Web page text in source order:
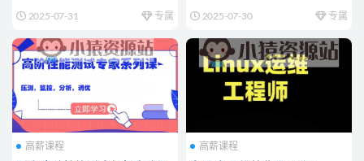
2025-07-31 专属 2025-07-30 专属
高薪课程 高薪课程